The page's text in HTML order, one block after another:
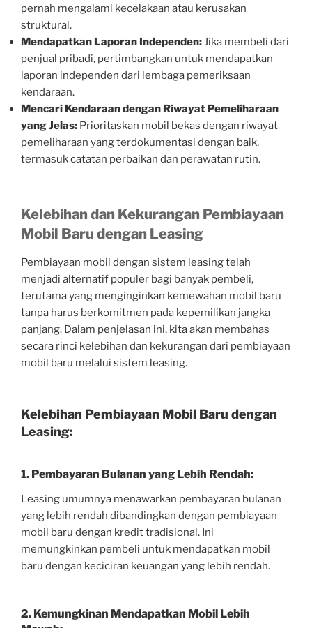
pernah mengalami kecelakaan atau kerusakan
struktural.
Mendapatkan Laporan Independen:Jika membeli dari
penjual pribadi, pertimbangkan untuk mendapatkan
laporan independen dari lembaga pemeriksaan
kendaraan.
Mencari Kendaraan dengan Riwayat Pemeliharaan
yang Jelas: Prioritaskan mobil bekas dengan riwayat
pemeliharaan yang terdokumentasi dengan baik,
termasuk catatan perbaikan dan perawatan rutin.
Kelebihan dan Kekurangan Pembiayaan
Mobil Baru dengan Leasing
Pembiayaan mobil dengan sistem leasing telah
menjadi alternatif populer bagi banyak pembeli,
terutama yang menginginkan kemewahan mobil baru
tanpa harus berkomitmen pada kepemilikan jangka
panjang. Dalam penjelasan ini, kita akan membahas
secara rinci kelebihan dan kekurangan dari pembiayaan
mobil baru melalui sistem leasing.
Kelebihan Pembiayaan Mobil Baru dengan
Leasing:
1. Pembayaran Bulanan yang Lebih Rendah:
Leasing umumnya menawarkan pembayaran bulanan
yang lebih rendah dibandingkan dengan pembiayaan
mobil baru dengan kredit tradisional. Ini
memungkinkan pembeli untuk mendapatkan mobil
baru dengan keciciran keuangan yang lebih rendah.
2. Kemungkinan Mendapatkan Mobil Lebih